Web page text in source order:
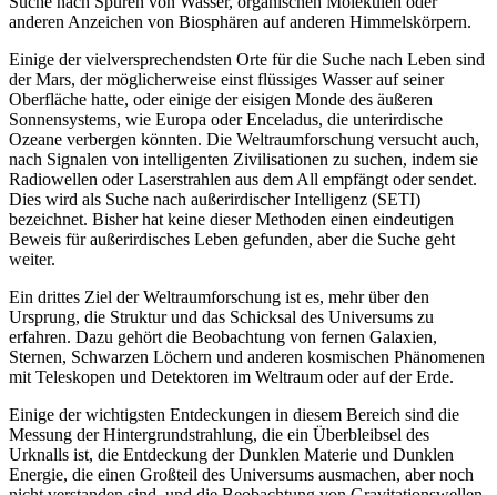
anderen Anzeichen von Biosphären auf anderen Himmelskörpern.
Einige der vielversprechendsten Orte für die Suche nach Leben sind
der Mars, der möglicherweise einst flüssiges Wasser auf seiner
Oberfläche hatte, oder einige der eisigen Monde des äußeren
Sonnensystems, wie Europa oder Enceladus, die unterirdische
Ozeane verbergen könnten. Die Weltraumforschung versucht auch,
nach Signalen von intelligenten Zivilisationen zu suchen, indem sie
Radiowellen oder Laserstrahlen aus dem All empfängt oder sendet.
Dies wird als Suche nach außerirdischer Intelligenz (SETI)
bezeichnet. Bisher hat keine dieser Methoden einen eindeutigen
Beweis für außerirdisches Leben gefunden, aber die Suche geht
weiter.
Ein drittes Ziel der Weltraumforschung ist es, mehr über den
Ursprung, die Struktur und das Schicksal des Universums zu
erfahren. Dazu gehört die Beobachtung von fernen Galaxien,
Sternen, Schwarzen Löchern und anderen kosmischen Phänomenen
mit Teleskopen und Detektoren im Weltraum oder auf der Erde.
Einige der wichtigsten Entdeckungen in diesem Bereich sind die
Messung der Hintergrundstrahlung, die ein Überbleibsel des
Urknalls ist, die Entdeckung der Dunklen Materie und Dunklen
Energie, die einen Großteil des Universums ausmachen, aber noch